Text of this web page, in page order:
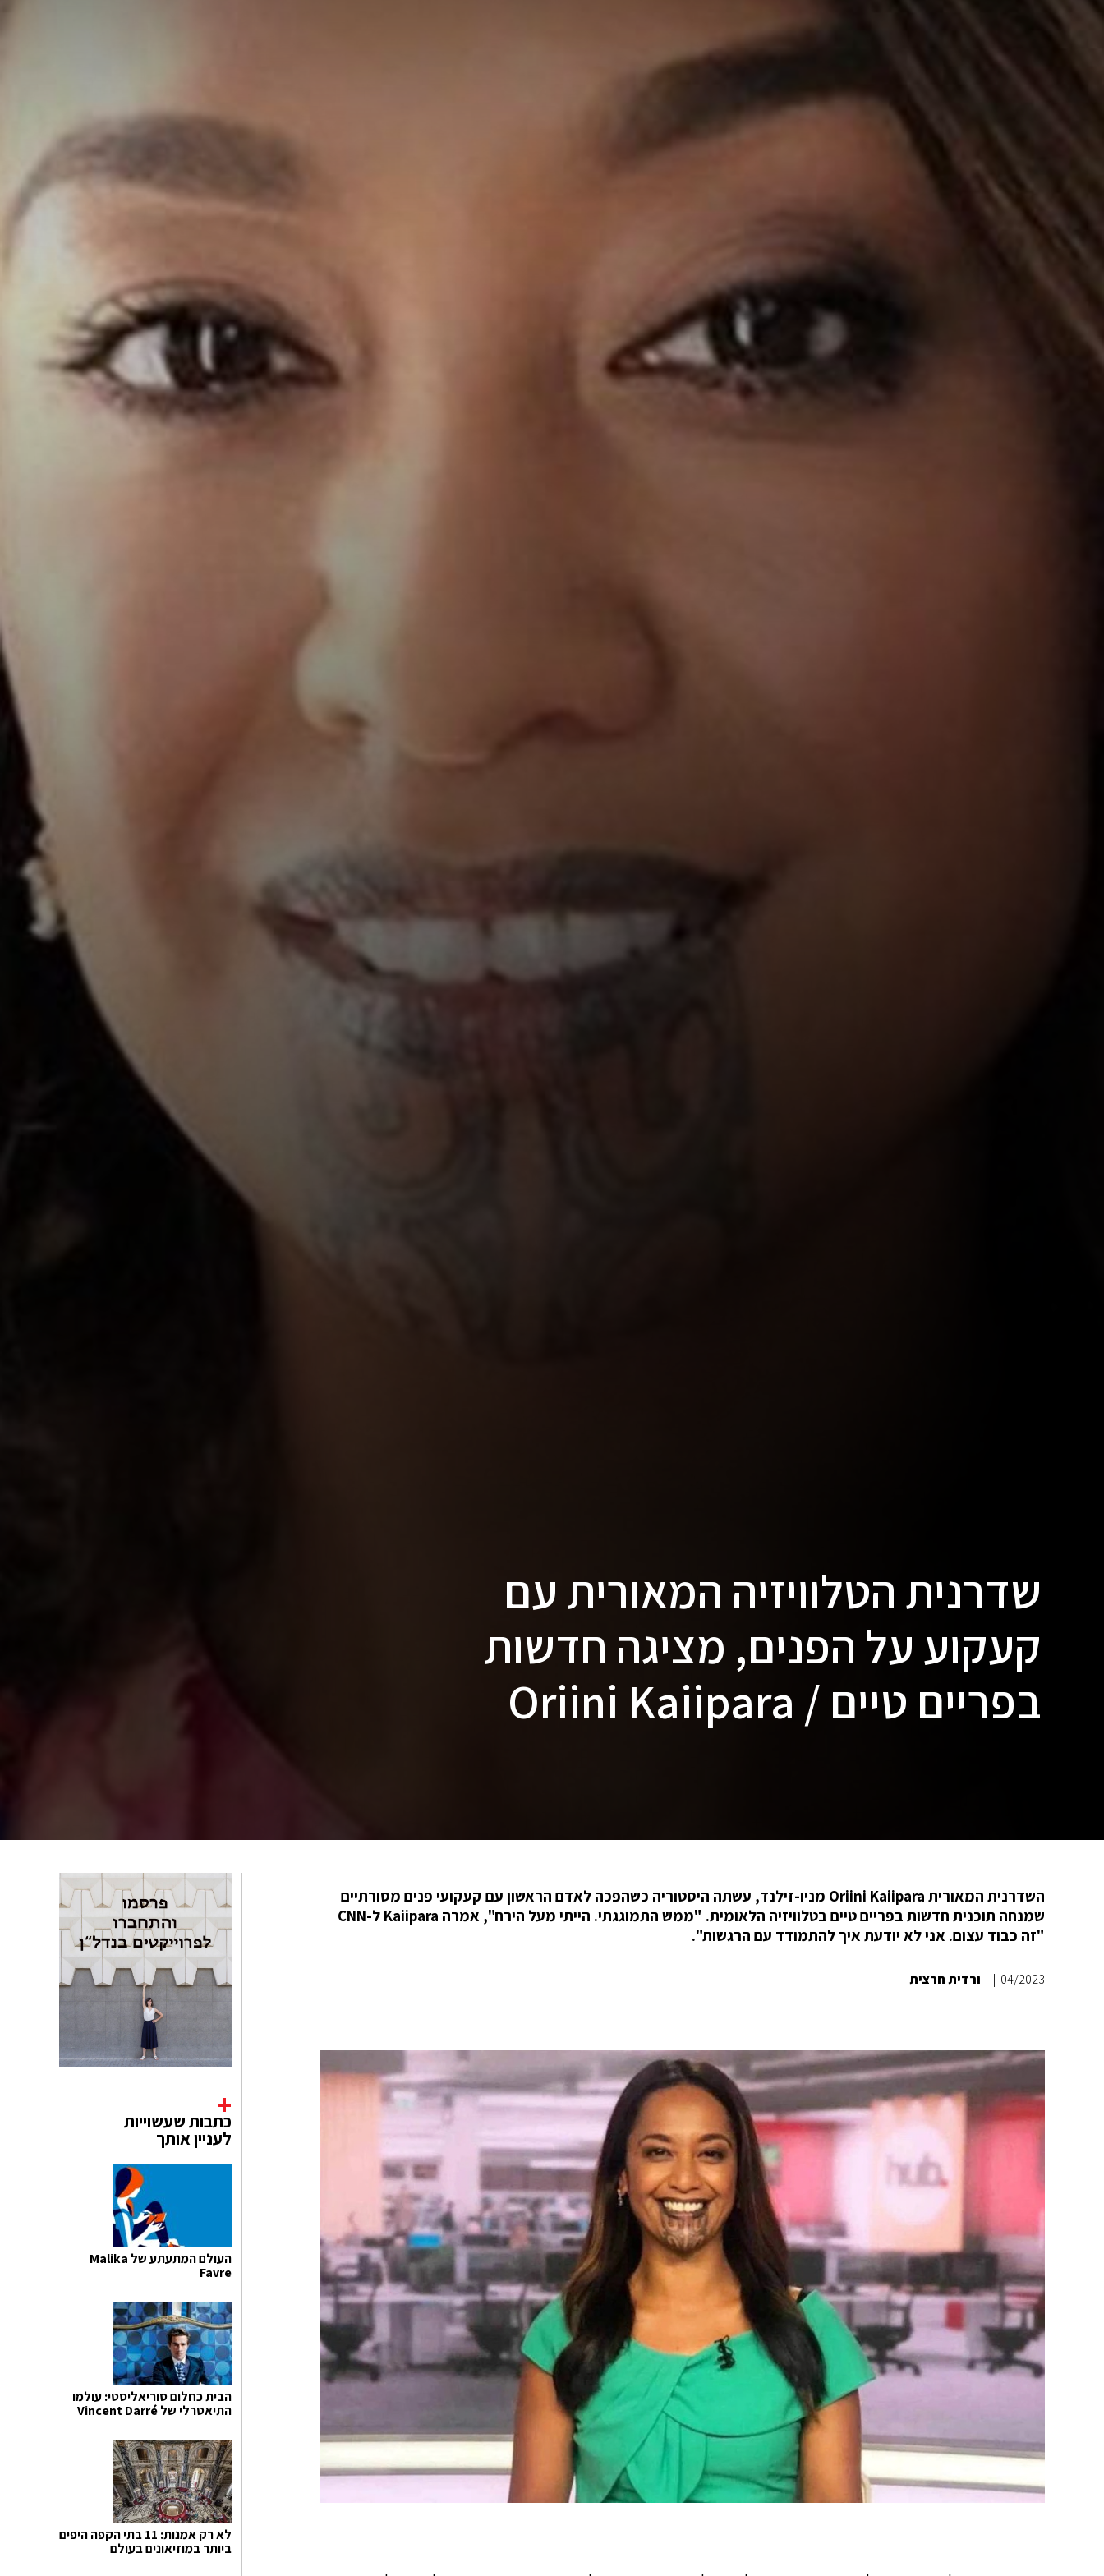
שדרנית הטלוויזיה המאורית עם
קעקוע על הפנים, מציגה חדשות
בפריים טיים / Oriini Kaiipara
השדרנית המאורית Oriini Kaiipara מניו-זילנד, עשתה היסטוריה כשהפכה לאדם הראשון עם קעקועי פנים מסורתיים
שמנחה תוכנית חדשות בפריים טיים בטלוויזיה הלאומית. "ממש התמוגגתי. הייתי מעל הירח", אמרה Kaiipara ל-CNN
"זה כבוד עצום. אני לא יודעת איך להתמודד עם הרגשות".
04/2023
|
: ורדית חרצית
כתבות שעשוייות
לעניין אותך
העולם המתעתע של Malika
Favre
הבית כחלום סוריאליסטי: עולמו
התיאטרלי של Vincent Darré
לא רק אמנות: 11 בתי הקפה היפים
ביותר במוזיאונים בעולם